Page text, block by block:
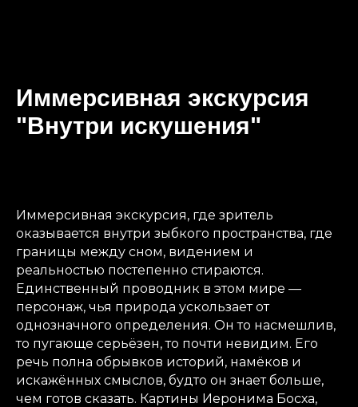
Иммерсивная экскурсия
"Внутри искушения"
Иммерсивная экскурсия, где зритель
оказывается внутри зыбкого пространства, где
границы между сном, видением и
реальностью постепенно стираются.
Единственный проводник в этом мире —
персонаж, чья природа ускользает от
однозначного определения. Он то насмешлив,
то пугающе серьёзен, то почти невидим. Его
речь полна обрывков историй, намёков и
искажённых смыслов, будто он знает больше,
чем готов сказать. Картины Иеронима Босха,